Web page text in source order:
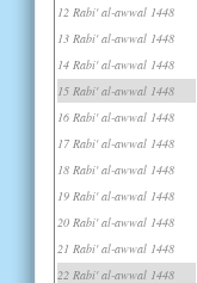
12 Rabi' al-awwal 1448
13 Rabi' al-awwal 1448
14 Rabi' al-awwal 1448
15 Rabi' al-awwal 1448
16 Rabi' al-awwal 1448
17 Rabi' al-awwal 1448
18 Rabi' al-awwal 1448
19 Rabi' al-awwal 1448
20 Rabi' al-awwal 1448
21 Rabi' al-awwal 1448
22 Rabi' al-awwal 1448